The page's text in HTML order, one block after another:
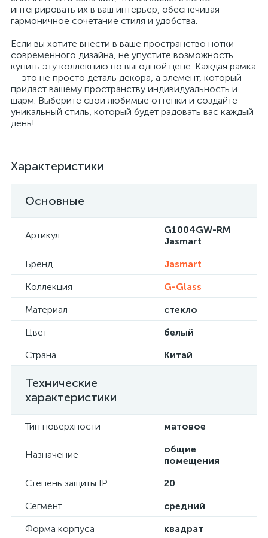
интегрировать их в ваш интерьер, обеспечивая
гармоничное сочетание стиля и удобства.
Если вы хотите внести в ваше пространство нотки
современного дизайна, не упустите возможность
купить эту коллекцию по выгодной цене. Каждая рамка
— это не просто деталь декора, а элемент, который
придаст вашему пространству индивидуальность и
шарм. Выберите свои любимые оттенки и создайте
уникальный стиль, который будет радовать вас каждый
день!
Характеристики
Основные
Артикул
G1004GW-RM
Jasmart
Бренд
Jasmart
Коллекция
G-Glass
Материал
стекло
Цвет
белый
Страна
Китай
Технические
характеристики
Тип поверхности матовое
Назначение
общие
помещения
Степень защиты IP
20
Сегмент
средний
Форма корпуса
квадрат